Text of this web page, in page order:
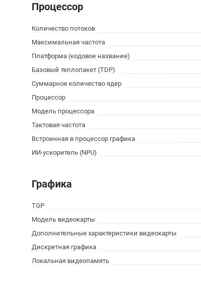
Процессор
Количество потоков
Максимальная частота
Платформа (кодовое название)
Базовый теплопакет (TDP)
Суммарное количество ядер
Процессор
Модель процессора
Тактовая частота
Встроенная в процессор графика
ИИ-ускоритель (NPU)
Графика
TGP
Модель видеокарты
Дополнительные характеристики видеокарты
Дискретная графика
Локальная видеопамять